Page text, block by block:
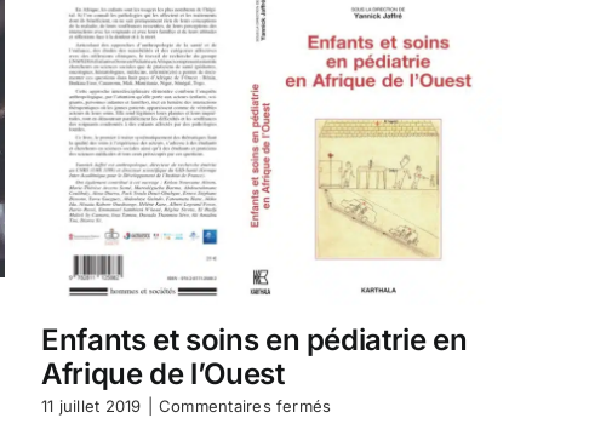
la
Covid-
19
en
de
l’Ouest
Enfants et soins en pédiatrie en
Afrique de l’Ouest
11 juillet 2019 Commentaires ferméssur